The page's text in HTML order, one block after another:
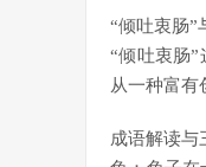
“倾吐衷肠”
“倾吐衷肠
从一种富有
成语解读与